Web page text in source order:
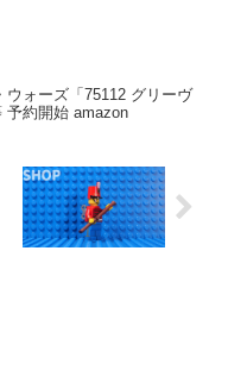
ウォーズ「75112 グリーヴ
予約開始 amazon